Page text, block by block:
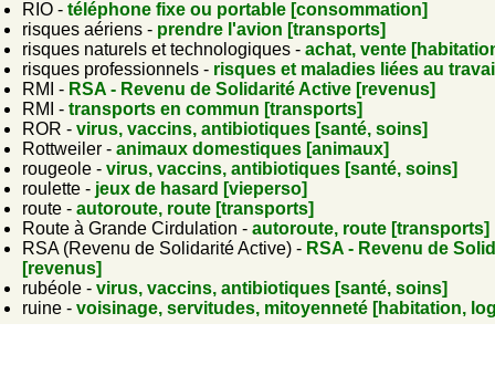
RIO - téléphone fixe ou portable [consommation]
risques aériens - prendre l'avion [transports]
risques naturels et technologiques - achat, vente
risques professionnels - risques et maladies liées au
RMI - RSA - Revenu de Solidarité Active [revenus]
RMI - transports en commun [transports]
ROR - virus, vaccins, antibiotiques [santé, soins]
Rottweiler - animaux domestiques [animaux]
rougeole - virus, vaccins, antibiotiques [santé, soins]
roulette - jeux de hasard [vieperso]
route - autoroute, route [transports]
Route à Grande Cirdulation - autoroute, route [transports]
RSA (Revenu de Solidarité Active) - RSA - Revenu de
[revenus]
rubéole - virus, vaccins, antibiotiques [santé, soins]
ruine - voisinage, servitudes, mitoyenneté [habitation,